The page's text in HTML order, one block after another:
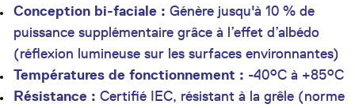
Conception bi-faciale : Génère jusqu'à 10 % de
puissance supplémentaire grâce à l’effet d’albédo
(réflexion lumineuse sur les surfaces environnantes)
Températures de fonctionnement : -40°C à +85°C
Résistance : Certifié IEC, résistant à la grêle (norme